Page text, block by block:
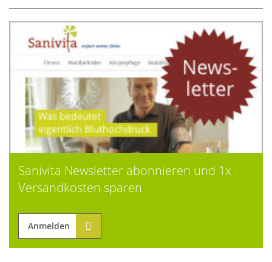
Sanivita Newsletter abonnieren und 1x
Versandkosten sparen
Anmelden